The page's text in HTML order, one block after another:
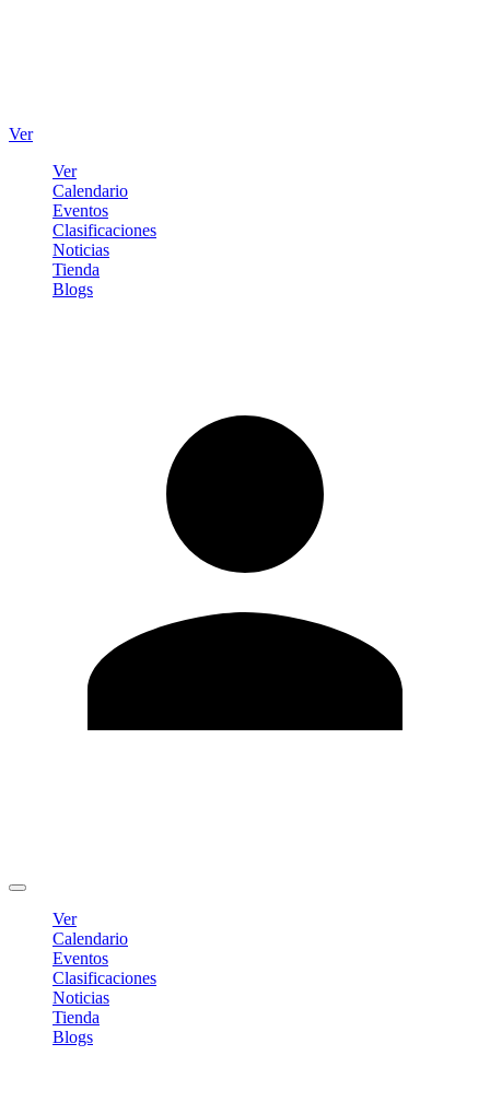
Ver
Ver
Calendario
Eventos
Clasificaciones
Noticias
Tienda
Blogs
Ver
Calendario
Eventos
Clasificaciones
Noticias
Tienda
Blogs